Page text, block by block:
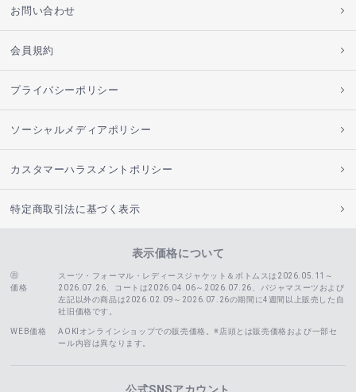
お問い合わせ
会員規約
プライバシーポリシー
ソーシャルメディアポリシー
カスタマーハラスメントポリシー
特定商取引法に基づく表示
表示価格について
価格
スーツ・フォーマル・レディースジャケット＆ボトムスは2026.05.11～
2026.07.26、コートは2026.04.06～2026.07.26、
パジャマスーツおよび
左記以外の商品は2026.02.09～2026.07.26の期間に4週間以上販売した自
社旧価格です。
WEB価格
AOKIオンラインショップでの販売価格。※店頭とは販売価格および一部セ
ール内容は異なります。
公式SNSアカウント